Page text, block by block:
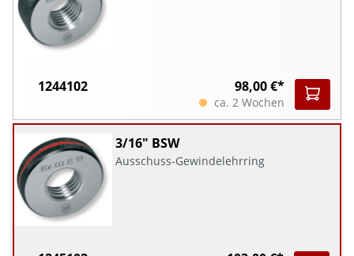
1244102 98,00 €*
ca. 2 Wochen
3/16" BSW
Ausschuss-Gewindelehrring